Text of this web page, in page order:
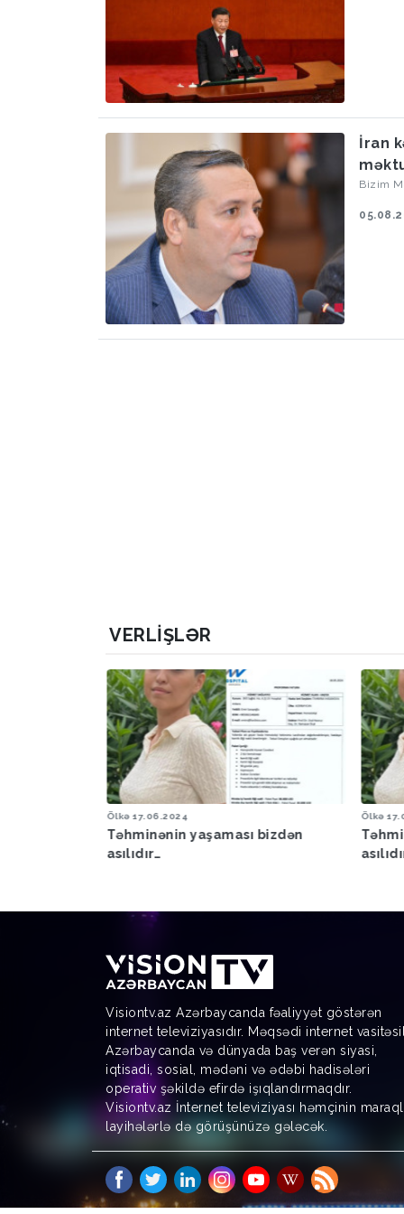
İran
Bizim
VERLIŞLƏR
Ölkə 17.06.2024
Təhminənin yaşaması bizdən
asılıdır…
Ölkə
Visiontv.az Azərbaycanda fəaliyyət göstərən
internet televiziyasıdır. Məqsədi internet
Azərbaycanda və dünyada baş verən siyasi,
iqtisadi, sosial, mədəni və ədəbi hadisələri
operativ şəkildə efirdə işıqlandırmaqdır.
Visiontv.az İnternet televiziyası həmçinin
layihələrlə də görüşünüzə gələcək.